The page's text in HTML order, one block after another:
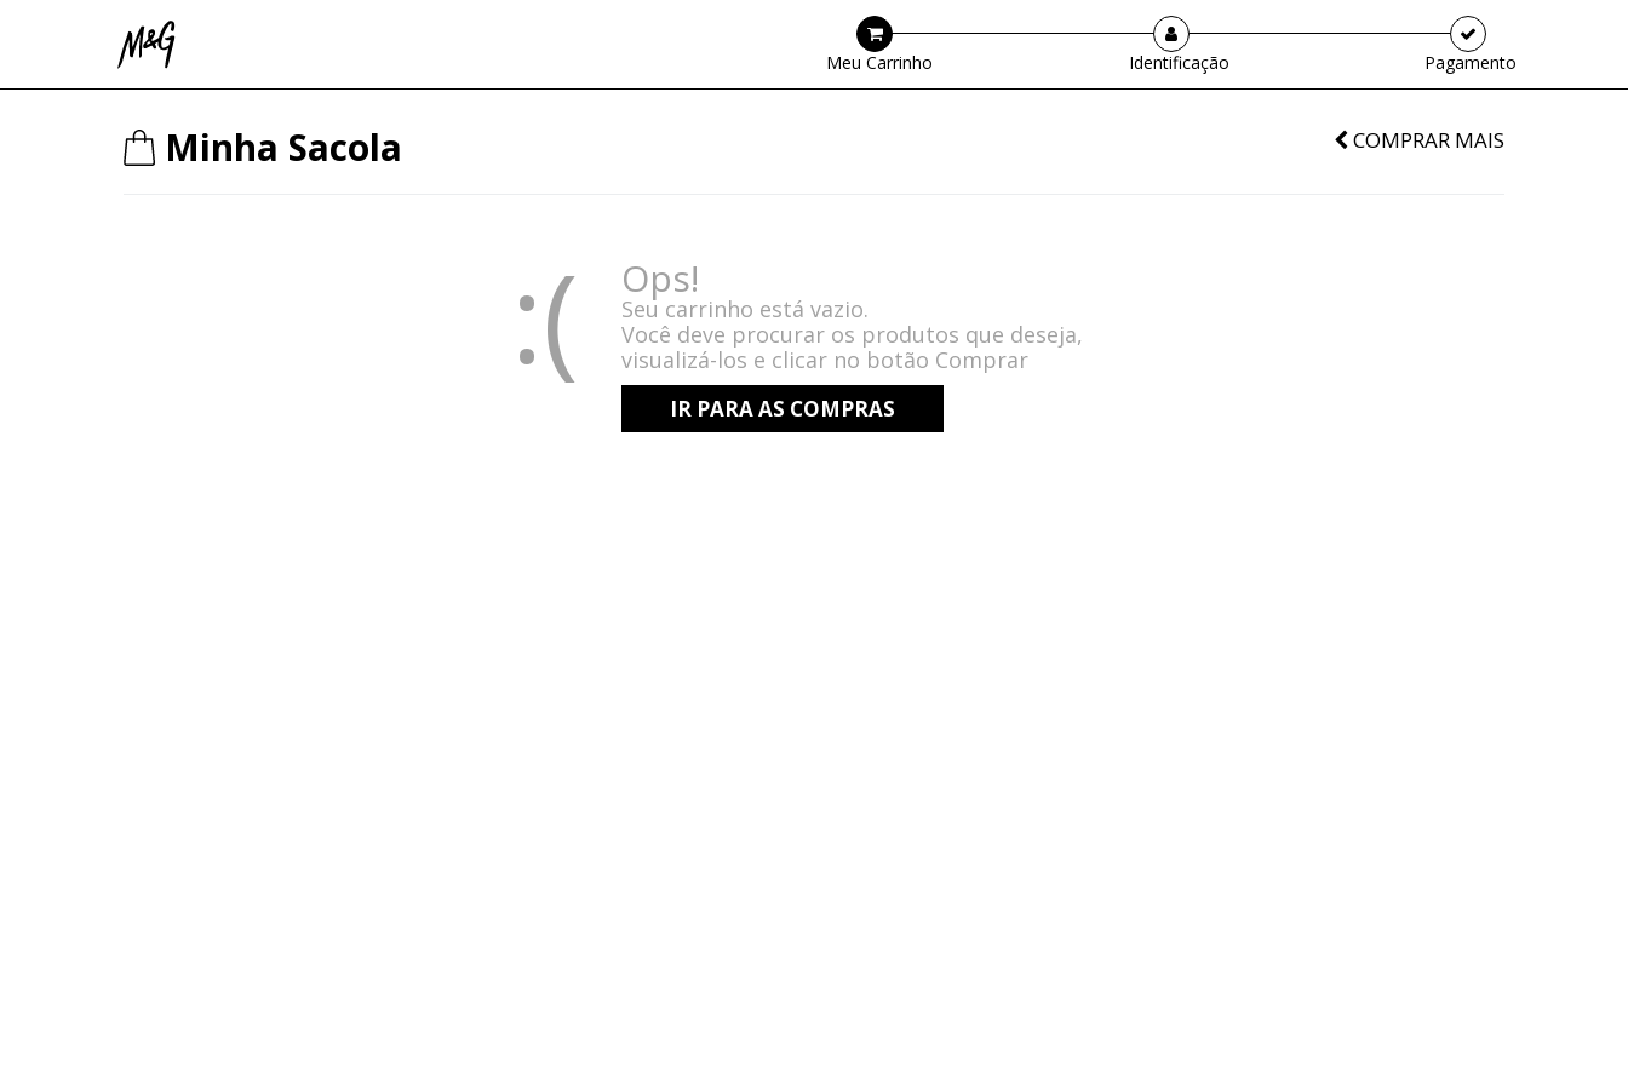
Meu Carrinho Identificação Pagamento
Minha Sacola COMPRAR MAIS
:( Ops!
Seu carrinho está vazio.
Você deve procurar os produtos que deseja,
visualizá-los e clicar no botão Comprar
IR PARA AS COMPRAS